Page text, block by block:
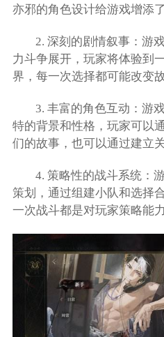
亦邪的角色设计给游戏增添
2. 深刻的剧情叙事：游
力斗争展开，玩家将体验到
界，每一次选择都可能改变
3. 丰富的角色互动：游
特的背景和性格，玩家可以
们的故事，也可以通过建立
4. 策略性的战斗系统：
策划，通过组建小队和选择
一次战斗都是对玩家策略能